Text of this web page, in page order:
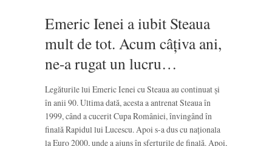
Emeric Ienei a iubit Steaua
mult de tot. Acum câțiva ani,
ne-a rugat un lucru…
Legăturile lui Emeric Ienei cu Steaua au continuat și
în anii 90. Ultima dată, acesta a antrenat Steaua în
1999, când a cucerit Cupa României, învingând în
finală Rapidul lui Lucescu. Apoi s-a dus cu naționala
la Euro 2000, unde a ajuns în sferturile de finală. Apoi,